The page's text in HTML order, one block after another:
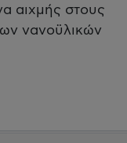
αιχμής στους
νανοϋλικών